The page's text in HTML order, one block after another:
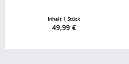
Inhalt 1 Stück
49,99 €